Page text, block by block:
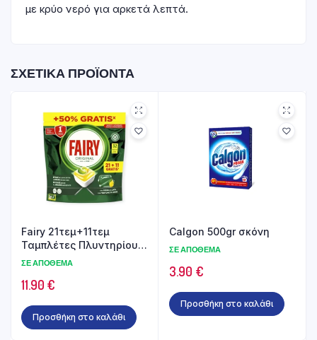
με κρύο νερό για αρκετά λεπτά.
ΣΧΕΤΙΚΆ ΠΡΟΪΌΝΤΑ
Fairy 21τεμ+11τεμ
Ταμπλέτες Πλυντηρίου
Πιάτων original
ΣΕ ΑΠΌΘΕΜΑ
11.90 €
Προσθήκη στο καλάθι
Calgon 500gr σκόνη
ΣΕ ΑΠΌΘΕΜΑ
3.90 €
Προσθήκη στο καλάθι